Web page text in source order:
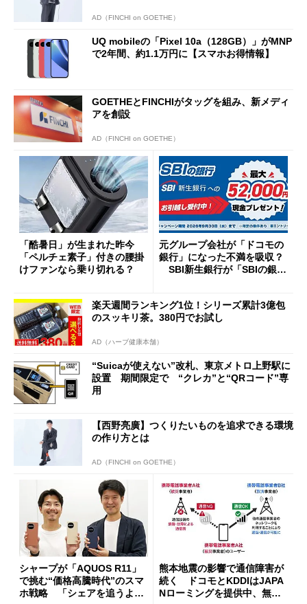
AD（FINCHI on GOETHE）
UQ mobileの「Pixel 10a（128GB）」がMNP
で2年間、約1.1万円に【スマホお得情報】
GOETHEとFINCHIがタッグを組み、新メディ
アを創設
AD（FINCHI on GOETHE）
「酷暑日」が生まれた昨今
「ペルチェ素子」付きの腰掛
けファンなら乗り切れる？
元グループ会社が「ドコモの
銀行」になった不満を吸収？
SBI新生銀行が「SBIの銀
開催
楽天週間ランキング1位！シリーズ累計3億包
のスッキリ茶。380円でお試し
AD（ハーブ健康本舗）
“Suicaが使えない”改札、東京メトロ上野駅に
設置 期間限定で “クレカ”と“QRコード”専
用
【西野亮廣】つくりたいものを追求できる環境
の作り方とは
AD（FINCHI on GOETHE）
シャープが「AQUOS R11」
で挑む“価格高騰時代”のスマ
ホ戦略 「シェアを追うより
熊本地震の影響で通信障害が
続く ドコモとKDDIはJAPA
Nローミングを提供中、無料